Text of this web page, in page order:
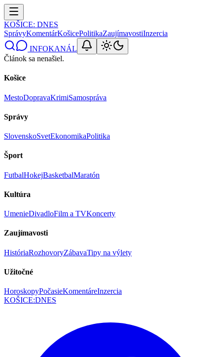
KOŠICE: DNES
SprávyKomentárKošicePolitikaZaujímavostiInzercia
INFOKANÁL
Článok sa nenašiel.
Košice
MestoDopravaKrimiSamospráva
Správy
SlovenskoSvetEkonomikaPolitika
Šport
FutbalHokejBasketbalMaratón
Kultúra
UmenieDivadloFilm a TVKoncerty
Zaujímavosti
HistóriaRozhovoryZábavaTipy na výlety
Užitočné
HoroskopyPočasieKomentáreInzercia
KOŠICE:DNES